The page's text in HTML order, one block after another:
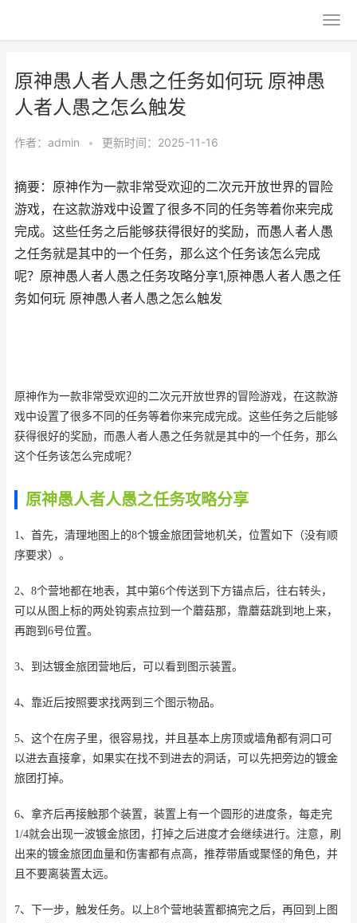
原神愚人者人愚之任务如何玩 原神愚
人者人愚之怎么触发
作者： admin • 更新时间：2025-11-16
摘要：原神作为一款非常受欢迎的二次元开放世界的冒险
游戏，在这款游戏中设置了很多不同的任务等着你来完成
完成。这些任务之后能够获得很好的奖励，而愚人者人愚
之任务就是其中的一个任务，那么这个任务该怎么完成
呢？原神愚人者人愚之任务攻略分享1,原神愚人者人愚之任
务如何玩 原神愚人者人愚之怎么触发
原神作为一款非常受欢迎的二次元开放世界的冒险游戏，在这款游
戏中设置了很多不同的任务等着你来完成完成。这些任务之后能够
获得很好的奖励，而愚人者人愚之任务就是其中的一个任务，那么
这个任务该怎么完成呢？
原神愚人者人愚之任务攻略分享
1、首先，清理地图上的8个镀金旅团营地机关，位置如下（没有顺
序要求）。
2、8个营地都在地表，其中第6个传送到下方锚点后，往右转头，
可以从图上标的两处钩索点拉到一个蘑菇那，靠蘑菇跳到地上来，
再跑到6号位置。
3、到达镀金旅团营地后，可以看到图示装置。
4、靠近后按照要求找两到三个图示物品。
5、这个在房子里，很容易找，并且基本上房顶或墙角都有洞口可
以进去直接拿，如果实在找不到进去的洞话，可以先把旁边的镀金
旅团打掉。
6、拿齐后再接触那个装置，装置上有一个圆形的进度条，每走完
1/4就会出现一波镀金旅团，打掉之后进度才会继续进行。注意，刷
出来的镀金旅团血量和伤害都有点高，推荐带盾或聚怪的角色，并
且不要离装置太远。
7、下一步，触发任务。以上8个营地装置都搞完之后，再回到上图